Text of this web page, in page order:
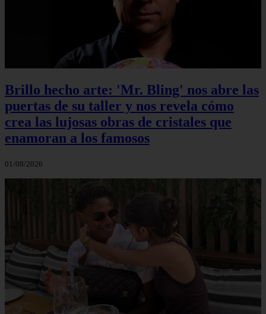
Brillo hecho arte: 'Mr. Bling' nos abre las
puertas de su taller y nos revela cómo
crea las lujosas obras de cristales que
enamoran a los famosos
01/08/2026